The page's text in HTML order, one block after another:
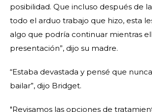
posibilidad. Que incluso después de
todo el arduo trabajo que hizo, esta
algo que podría continuar mientras
presentación”, dijo su madre.
“Estaba devastada y pensé que
bailar”, dijo Bridget.
"Revisamos las opciones de